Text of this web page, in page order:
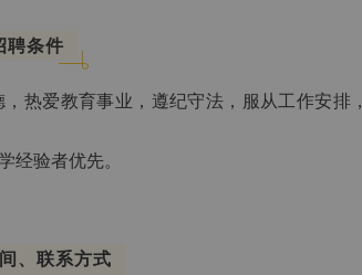
聘条件
热爱教育事业，遵纪守法，服从工作安排，
经验者优先。
、联系方式